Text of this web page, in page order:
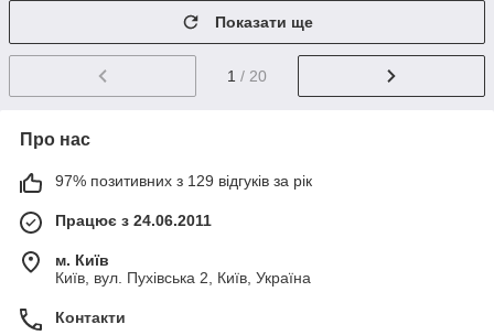
Показати ще
1 / 20
Про нас
97% позитивних з 129 відгуків за рік
Працює з 24.06.2011
м. Київ
Київ, вул. Пухівська 2, Київ, Україна
Контакти